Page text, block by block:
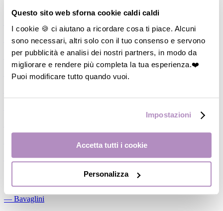
Questo sito web sforna cookie caldi caldi
I cookie 🍪 ci aiutano a ricordare cosa ti piace. Alcuni
sono necessari, altri solo con il tuo consenso e servono
per pubblicità e analisi dei nostri partners, in modo da
migliorare e rendere più completa la tua esperienza.❤️
Puoi modificare tutto quando vuoi.
Impostazioni
Accetta tutti i cookie
Personalizza
―
Cuscini allattamento
―Biberon
―
Tettarelle
―Succhietti
Conservalatte Materno
―Massaggiagengive
― Bavaglini